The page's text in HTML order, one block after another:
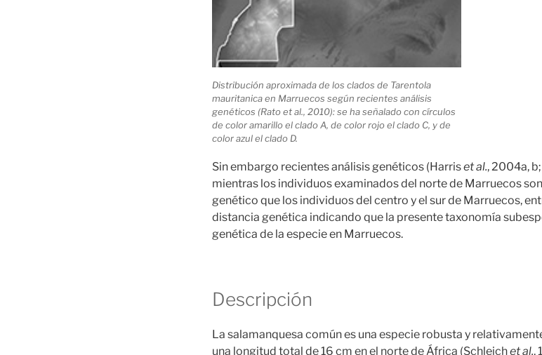
Distribución aproximada de los clados de Tarentola
mauritanica en Marruecos según recientes análisis
genéticos (Rato et al., 2010): se ha señalado con círculos
de color amarillo el clado A, de color rojo el clado C, y de
color azul el clado D.
Sin embargo recientes análisis genéticos (Harriset al., 2004a,
mientras los individuos examinados del norte de Marruecos
genético que los individuos del centro y el sur de Marruecos,
distancia genética indicando que la presente taxonomía
genética de la especie en Marruecos.
Descripción
La salamanquesa común es una especie robusta y
una longitud total de 16 cm en el norte de África (Schleichet al.,